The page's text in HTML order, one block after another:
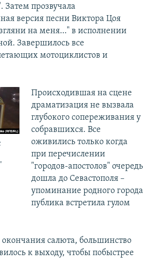
Затем прозвучала
версия песни Виктора Цоя
на меня…" в исполнении
Завершилось все
мотоциклистов и
Происходившая на сцене
драматизация не вызвала
глубокого сопереживания у
собравшихся. Все
оживились только когда
при перечислении
"городов-апостолов" очередь
дошла до Севастополя –
упоминание родного города
публика встретила гулом
салюта, большинство
к выходу, чтобы побыстрее